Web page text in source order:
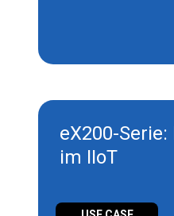
eX200-
im IIoT